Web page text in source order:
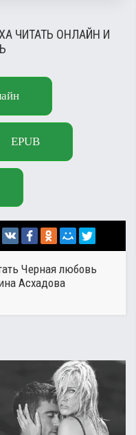
ЧИТАТЬ ОНЛАЙН И
EPUB
Черная любовь
Асхадова